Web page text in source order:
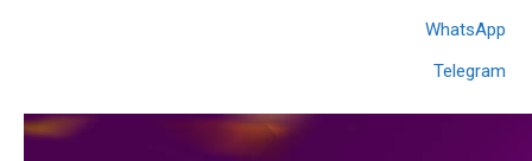
WhatsApp
Telegram